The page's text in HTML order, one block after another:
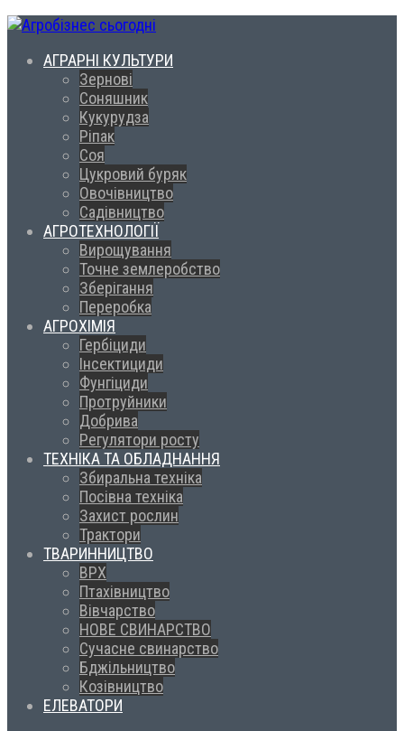
АГРАРНІ КУЛЬТУРИ
Зернові
Соняшник
Кукурудза
Ріпак
Соя
Цукровий буряк
Овочівництво
Садівництво
АГРОТЕХНОЛОГІЇ
Вирощування
Точне землеробство
Зберігання
Переробка
АГРОХІМІЯ
Гербіциди
Інсектициди
Фунгіциди
Протруйники
Добрива
Регулятори росту
ТЕХНІКА ТА ОБЛАДНАННЯ
Збиральна техніка
Посівна техніка
Захист рослин
Трактори
ТВАРИННИЦТВО
ВРХ
Птахівництво
Вівчарство
НОВЕ СВИНАРСТВО
Сучасне свинарство
Бджільництво
Козівництво
ЕЛЕВАТОРИ